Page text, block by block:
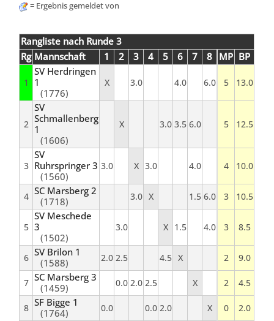
= Ergebnis gemeldet von
Rangliste nach Runde 3
Rg Mannschaft 1 2 3 4 5 6 7 8 MP BP
1
SV Herdringen
1
(1776)
X 3.0 4.0 6.0 5 13.0
2
SV
Schmallenberg
1
(1606)
X 3.0 3.5 6.0 5 12.5
3
SV
Ruhrspringer 3
(1560)
3.0 X 3.0 4.0 4 10.0
4 SC Marsberg 2
(1718)
3.0 X 1.5 6.0 3 10.5
5
SV Meschede
3
(1502)
3.0 X 1.5 4.0 3 8.5
6 SV Brilon 1
(1588)
2.0 2.5 4.5 X 2 9.0
7 SC Marsberg 3
(1459)
0.0 2.0 2.5 X 2 4.5
8 SF Bigge 1
(1764)
0.0 0.0 2.0 X 0 2.0